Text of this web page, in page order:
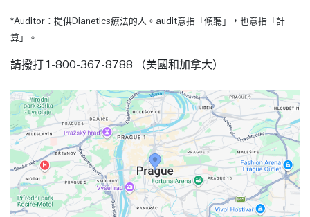
*Auditor：提供Dianetics療法的人。audit意指「傾聽」，也意指「計
算」。
請撥打 1-800-367-8788 （美國和加拿大）